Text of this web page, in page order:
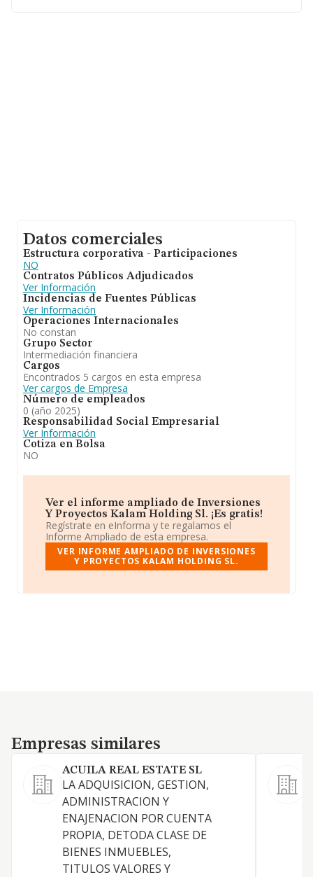
Datos comerciales
Estructura corporativa - Participaciones
NO
Contratos Públicos Adjudicados
Ver Información
Incidencias de Fuentes Públicas
Ver Información
Operaciones Internacionales
No constan
Grupo Sector
Intermediación financiera
Cargos
Encontrados 5 cargos en esta empresa
Ver cargos de Empresa
Número de empleados
0 (año 2025)
Responsabilidad Social Empresarial
Ver Información
Cotiza en Bolsa
NO
Ver el informe ampliado de Inversiones
Y Proyectos Kalam Holding Sl. ¡Es gratis!
Regístrate en eInforma y te regalamos el
Informe Ampliado de esta empresa.
VER INFORME AMPLIADO DE INVERSIONES
Y PROYECTOS KALAM HOLDING SL.
Empresas similares
Empresas similares
ACUILA REAL ESTATE SL
LA ADQUISICION, GESTION,
ADMINISTRACION Y
ENAJENACION POR CUENTA
PROPIA, DETODA CLASE DE
BIENES INMUEBLES,
TITULOS VALORES Y